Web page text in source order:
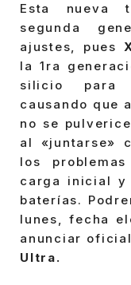
Esta nueva
segunda
ajustes, pues
la 1ra
silicio para
causando que
no se
al «juntarse»
los
carga inicial y
baterías.
lunes, fecha
anunciar
Ultra.